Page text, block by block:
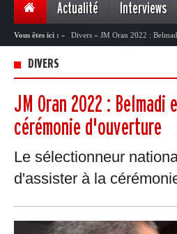
Actualité Interviews
Vous êtes ici : » Divers » JM Oran 2022 :
DIVERS
JM Oran 2022 :
cérémonie d'ouverture
Le sélectionneur
d'assister à la